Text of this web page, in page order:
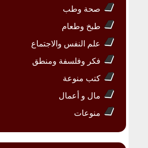
صحة وطب
طبخ وطعام
علم النفس والاجتماع
فكر وفلسفة ومنطق
كتب منوعة
مال و أعمال
منوعات